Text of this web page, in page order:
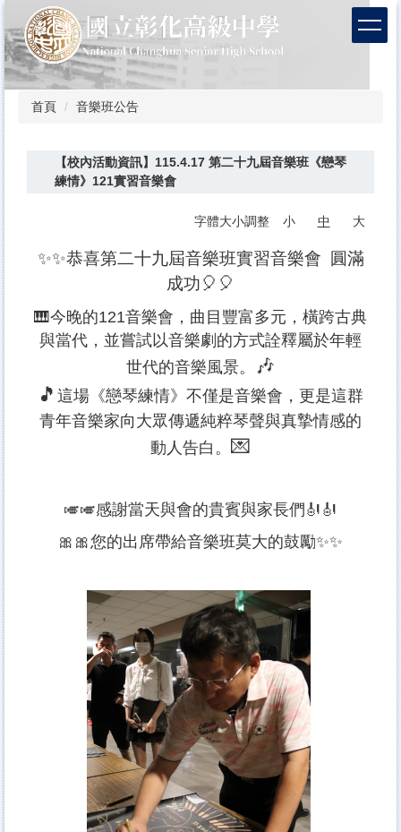
到
主
要
內
首頁 音樂班公告
【校內活動資訊】115.4.17 第二十九屆音樂班《戀琴
練情》121實習音樂會
字體大小調整 小 中 大
✨✨恭喜第二十九屆音樂班實習音樂會 圓滿
成功🎈🎈
🎹今晚的121音樂會，曲目豐富多元，橫跨古典
與當代，並嘗試以音樂劇的方式詮釋屬於年輕
世代的音樂風景。
🎶
🎵 這場《戀琴練情》不僅是音樂會，更是這群
青年音樂家向大眾傳遞純粹琴聲與真摯情感的
動人告白。 💌
🎺🎺感謝當天與會的貴賓與家長們🎻🎻
🎀🎀您的出席帶給音樂班莫大的鼓勵✨✨